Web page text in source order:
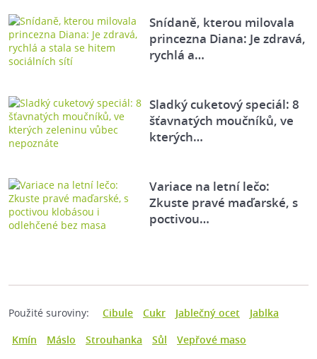
Snídaně, kterou milovala
princezna Diana: Je zdravá,
rychlá a…
Sladký cuketový speciál: 8
šťavnatých moučníků, ve
kterých…
Variace na letní lečo:
Zkuste pravé maďarské, s
poctivou…
Použité suroviny: Cibule Cukr Jablečný ocet
Jablka
Kmín
Máslo Strouhanka Sůl Vepřové maso